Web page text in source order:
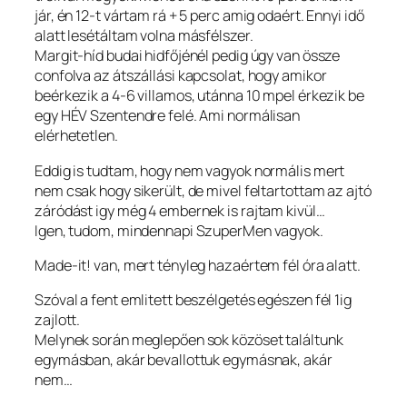
jár, én 12-t vártam rá + 5 perc amig odaért. Ennyi idő
alatt lesétáltam volna másfélszer.
Margit-híd budai hidfőjénél pedig úgy van össze
confolva az átszállási kapcsolat, hogy amikor
beérkezik a 4-6 villamos, utánna 10 mpel érkezik be
egy HÉV Szentendre felé. Ami normálisan
elérhetetlen.
Eddig is tudtam, hogy nem vagyok normális mert
nem csak hogy sikerült, de mivel feltartottam az ajtó
záródást igy még 4 embernek is rajtam kivül…
Igen, tudom, mindennapi SzuperMen vagyok.
Made-it! van, mert tényleg hazaértem fél óra alatt.
Szóval a fent emlitett beszélgetés egészen fél 1ig
zajlott.
Melynek során meglepően sok közöset találtunk
egymásban, akár bevallottuk egymásnak, akár
nem…